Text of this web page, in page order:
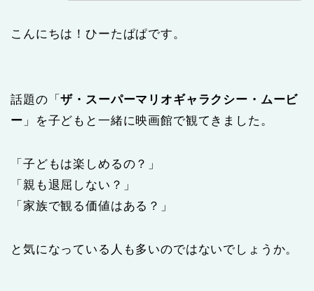
こんにちは！ひーたぱぱです。
話題の「ザ・スーパーマリオギャラクシー・ムービ
ー 」を子どもと一緒に映画館で観てきました。
「子どもは楽しめるの？」
「親も退屈しない？」
「家族で観る価値はある？」
と気になっている人も多いのではないでしょうか。